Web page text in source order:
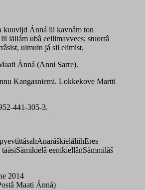
kuuvijd Ánná lii kavnâm ton
iällám ubâ eellimavvees; stuorrâ
ulmuin já sii elimist.
Ánná (Anni Sarre).
Kangasniemi. Lokkekove Martti
441-305-3.
AnarâškielâliihEres
Sämikielâ eenikiellânSämmilâš
2014
Maati Ánná)